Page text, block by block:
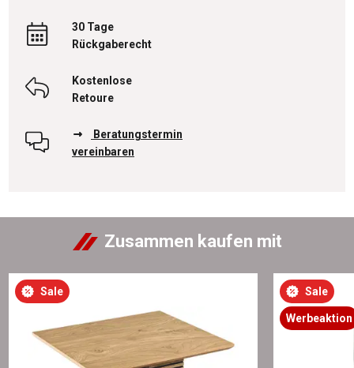
30 Tage
Rückgaberecht
Kostenlose
Retoure
Beratungstermin
vereinbaren
Zusammen kaufen mit
Sale Sale
Werbeaktion